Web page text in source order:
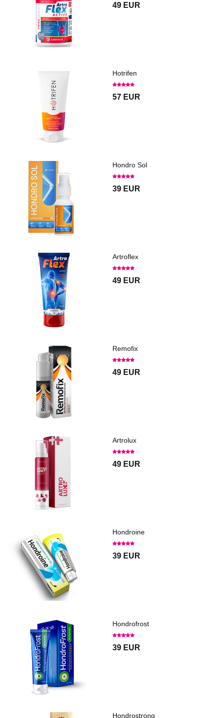
49 EUR
Hotrifen
57 EUR
Hondro Sol
39 EUR
Artroflex
49 EUR
Remofix
49 EUR
Artrolux
49 EUR
Hondroine
39 EUR
Hondrofrost
39 EUR
Hondrostrong